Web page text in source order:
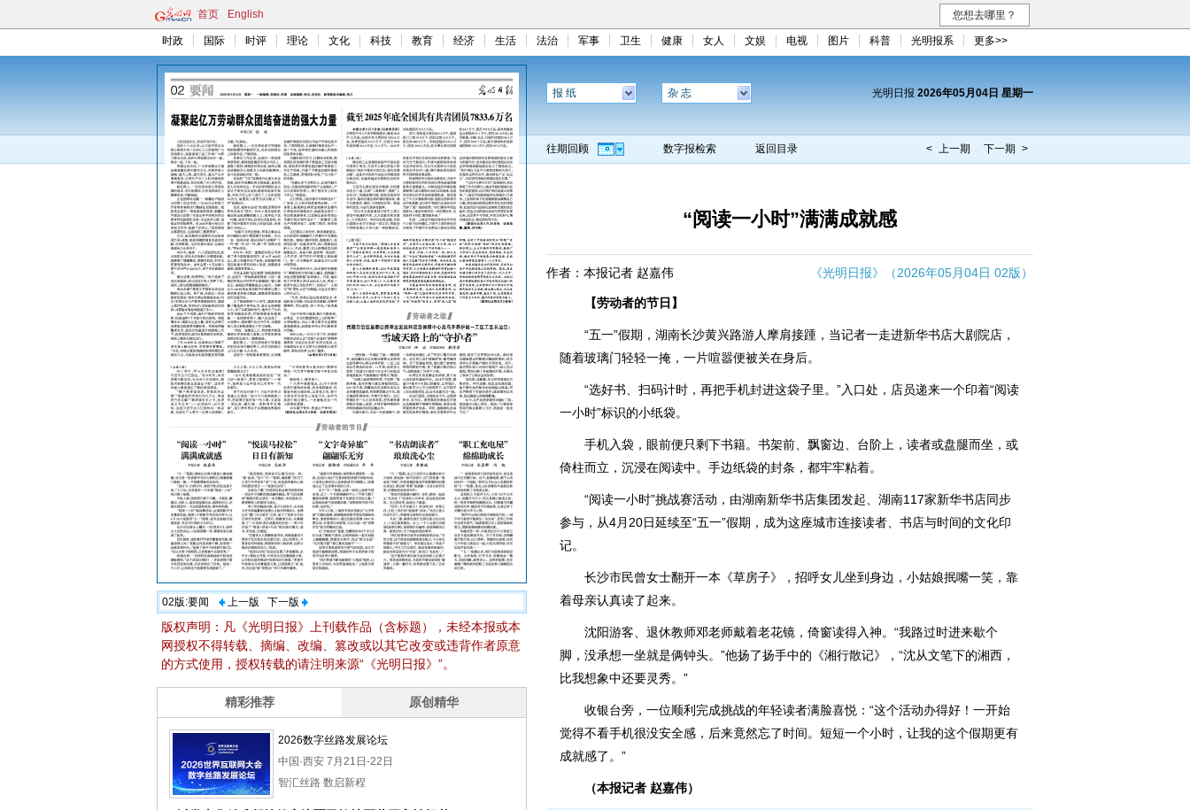
首页 English 您想去哪里？
时政 国际 时评 理论 文化 科技 教育 经济 生活 法治 军事 卫生 健康 女人 文娱 电视 图片 科普 光明报系 更多>>
02版:要闻 上一版 下一版
版权声明：凡《光明日报》上刊载作品（含标题），未经本报或本
网授权不得转载、摘编、改编、篡改或以其它改变或违背作者原意
的方式使用，授权转载的请注明来源“《光明日报》”。
报 纸 杂 志 光明日报 2026年05月04日 星期一
往期回顾 数字报检索 返回目录 < 上一期 下一期 >
“阅读一小时”满满成就感
作者：本报记者 赵嘉伟 《光明日报》（2026年05月04日 02版）
【劳动者的节日】
“五一”假期，湖南长沙黄兴路游人摩肩接踵，当记者一走进新华书店大剧院店，
随着玻璃门轻轻一掩，一片喧嚣便被关在身后。
“选好书、扫码计时，再把手机封进这袋子里。”入口处，店员递来一个印着“阅读
一小时”标识的小纸袋。
手机入袋，眼前便只剩下书籍。书架前、飘窗边、台阶上，读者或盘腿而坐，或
倚柱而立，沉浸在阅读中。手边纸袋的封条，都牢牢粘着。
“阅读一小时”挑战赛活动，由湖南新华书店集团发起、湖南117家新华书店同步
参与，从4月20日延续至“五一”假期，成为这座城市连接读者、书店与时间的文化印
记。
长沙市民曾女士翻开一本《草房子》，招呼女儿坐到身边，小姑娘抿嘴一笑，靠
着母亲认真读了起来。
沈阳游客、退休教师邓老师戴着老花镜，倚窗读得入神。“我路过时进来歇个
脚，没承想一坐就是俩钟头。”他扬了扬手中的《湘行散记》，“沈从文笔下的湘西，
比我想象中还要灵秀。”
收银台旁，一位顺利完成挑战的年轻读者满脸喜悦：“这个活动办得好！一开始
觉得不看手机很没安全感，后来竟然忘了时间。短短一个小时，让我的这个假期更有
成就感了。”
（本报记者 赵嘉伟）